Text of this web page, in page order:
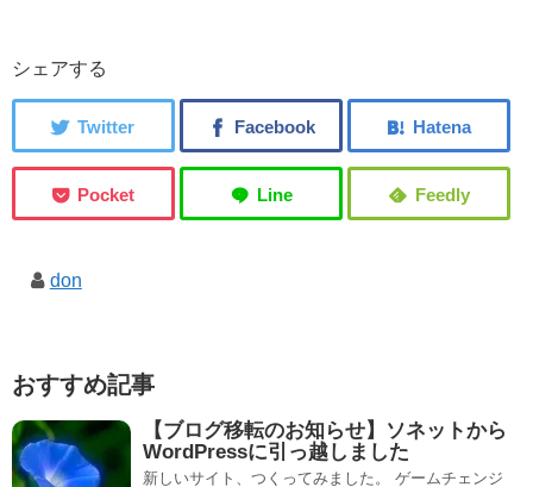
シェアする
don
おすすめ記事
【ブログ移転のお知らせ】ソネットから
WordPressに引っ越しました
新しいサイト、つくってみました。 ゲームチェンジ